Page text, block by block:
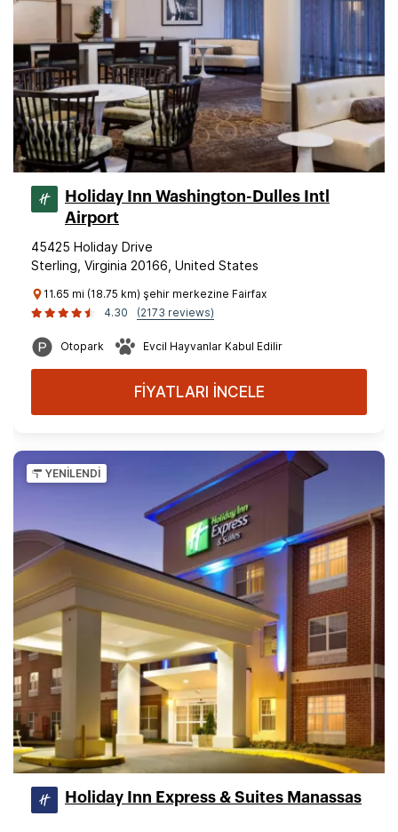
Holiday Inn Washington-Dulles Intl
Airport
45425 Holiday Drive
Sterling, Virginia 20166, United States
11.65 mi (18.75 km) şehir merkezine Fairfax
4.30
(2173 reviews)
Otopark Evcil Hayvanlar Kabul Edilir
FİYATLARI İNCELE
YENİLENDİ
Holiday Inn Express & Suites Manassas